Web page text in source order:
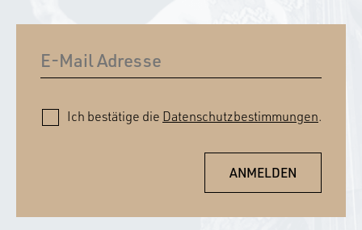
Ich bestätige die Datenschutzbestimmungen.